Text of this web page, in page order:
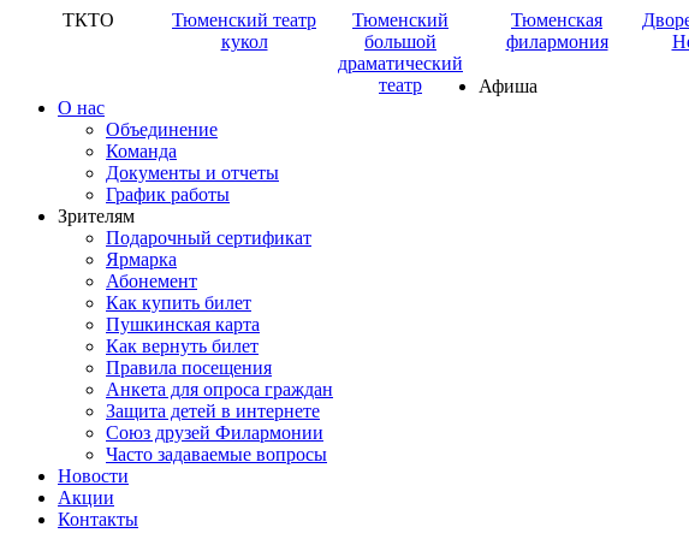
ТКТО
Тюменский театр
кукол
Тюменский
большой
драматический
театр
Тюменская
филармония
Афиша
О нас
Объединение
Команда
Документы и отчеты
График работы
Зрителям
Подарочный сертификат
Ярмарка
Абонемент
Как купить билет
Пушкинская карта
Как вернуть билет
Правила посещения
Анкета для опроса граждан
Защита детей в интернете
Союз друзей Филармонии
Часто задаваемые вопросы
Новости
Акции
Контакты